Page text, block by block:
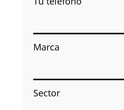
Marca
Sector